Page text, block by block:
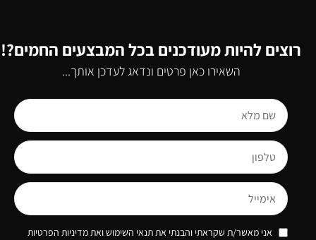
רוצים להיות מעודכנים בכל המבצעים החמים?!
השאירו כאן פרטים ונדאג לעדכן אותך...
אני מאשר/ת שקראתי והבנתי את תנאי השימוש ואת מדיניות הפרטיות